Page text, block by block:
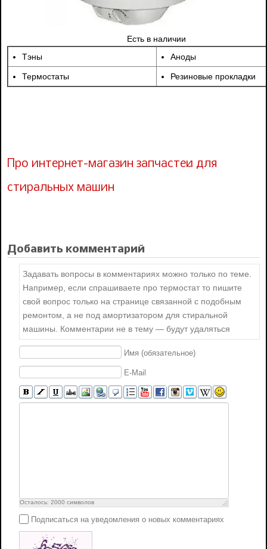
Есть в наличии
Тэны
Аноды
Термостаты Резиновые прокладки
Про интернет-магазин запчастей для
стиральных машин
Добавить комментарий
Задавать вопросы в комментариях можно только по теме.
Например, если спрашиваете про термостат то пишите
свой вопрос только на странице связанной с подобным
ремонтом, а не под амортизатором для стиральной
машины. Комментарии не в тему — будут удаляться
Имя (обязательное)
E-Mail
Осталось: 2000 символов
Подписаться на уведомления о новых комментариях